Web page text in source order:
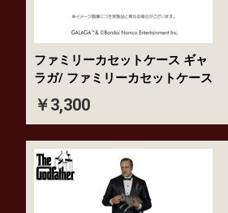
ファミリーカセットケース ギャ
ラガ/ ファミリーカセットケース
￥3,300